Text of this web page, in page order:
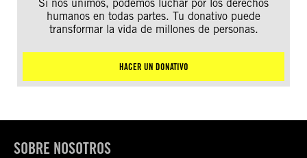
Si nos unimos, podemos luchar por los derechos
humanos en todas partes. Tu donativo puede
transformar la vida de millones de personas.
HACER UN DONATIVO
SOBRE NOSOTROS